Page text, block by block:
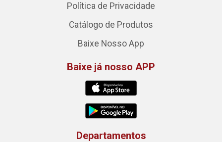
Política de Privacidade
Catálogo de Produtos
Baixe Nosso App
Baixe já nosso APP
Departamentos